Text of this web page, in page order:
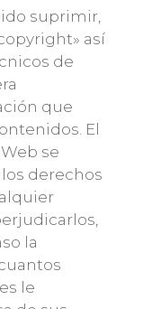
suprimir,
así
de
que
El
se
derechos
la
le